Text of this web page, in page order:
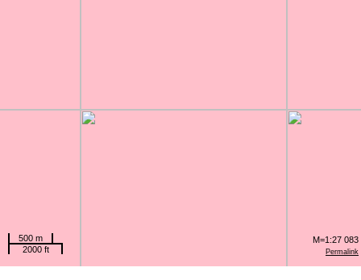
Permalink
500 m
2000 ft
M=1:27 083